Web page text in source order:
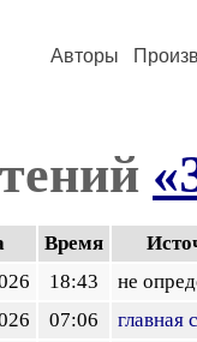
Авторы
Время
18:43
не
07:06
главная